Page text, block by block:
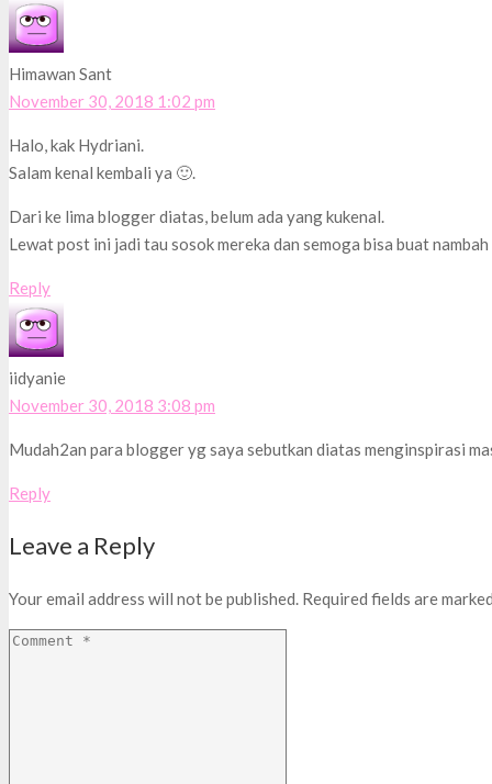
Himawan Sant
November 30, 2018 1:02 pm
Halo, kak Hydriani.
Salam kenal kembali ya 🙂.
Dari ke lima blogger diatas, belum ada yang kukenal.
Lewat post ini jadi tau sosok mereka dan semoga bisa buat
Reply
iidyanie
November 30, 2018 3:08 pm
Mudah2an para blogger yg saya sebutkan diatas menginspirasi
Reply
Leave a Reply
Your email address will not be published. Required fields are